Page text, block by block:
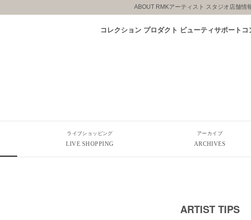
ABOUT RMKアーティスト スタジオ店舗情
コレクション プロダクト ビューティサポートコ
ライブショッピング
LIVE SHOPPING
アーカイブ
ARCHIVES
ARTIST TIPS